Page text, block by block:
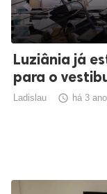
Luziânia já
para o
Ladislau  há 3